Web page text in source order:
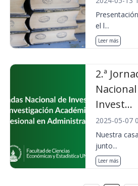
el l...
Leer más
2.ª
Invest...
2025-05-07
Nuestra
junto...
Leer más